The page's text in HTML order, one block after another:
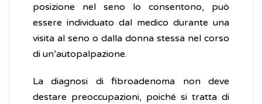
posizione nel seno lo consentono, può
essere individuato dal medico durante una
visita al seno o dalla donna stessa nel corso
di un’autopalpazione.
La diagnosi di fibroadenoma non deve
destare preoccupazioni, poiché si tratta di